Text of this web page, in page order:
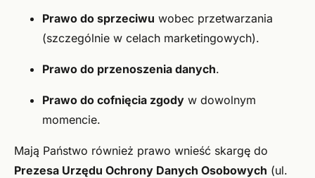
Prawo do sprzeciwu wobec przetwarzania
(szczególnie w celach marketingowych).
Prawo do przenoszenia danych.
Prawo do cofnięcia zgody w dowolnym
momencie.
Mają Państwo również prawo wnieść skargę do
Prezesa Urzędu Ochrony Danych Osobowych (ul.